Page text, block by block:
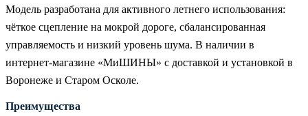
Модель разработана для активного летнего использования:
чёткое сцепление на мокрой дороге, сбалансированная
управляемость и низкий уровень шума. В наличии в
интернет-магазине «МиШИНЫ» с доставкой и установкой в
Воронеже и Старом Осколе.
Преимущества